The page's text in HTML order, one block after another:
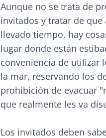
Aunque no se trata de
invitados y tratar de
llevado tiempo, hay
lugar donde están
conveniencia de utilizar
la mar, reservando los
prohibición de evacuar
que realmente les va
Los invitados deben